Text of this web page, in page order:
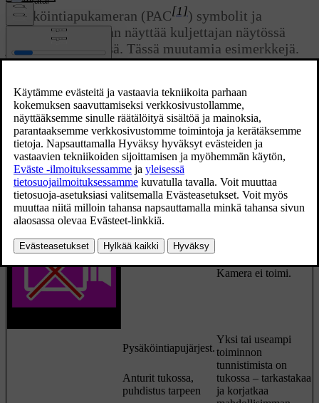
Pysäköintiapukameran (PAC[1]) symbolit ja
ilmoitukset voidaan näyttää kuljettajan näytössä
ja/tai keskinäytössä. Tässä muutamia esimerkkejä.
Symboli Ilmoitus
Pysäköintiavun
takatunnistimet ovat
poissa toiminnasta
joten varoitusääniä
anneta eikä ajolinjoja
näytetä.
Kamera ei toimi.
Pysäköintiapujärjest.
Anturit tukossa,
puhdistus tarpeen
Yksi tai useampi
toiminnon
tunnistimista on
tukossa – tarkastakaa
ja korjatkaa